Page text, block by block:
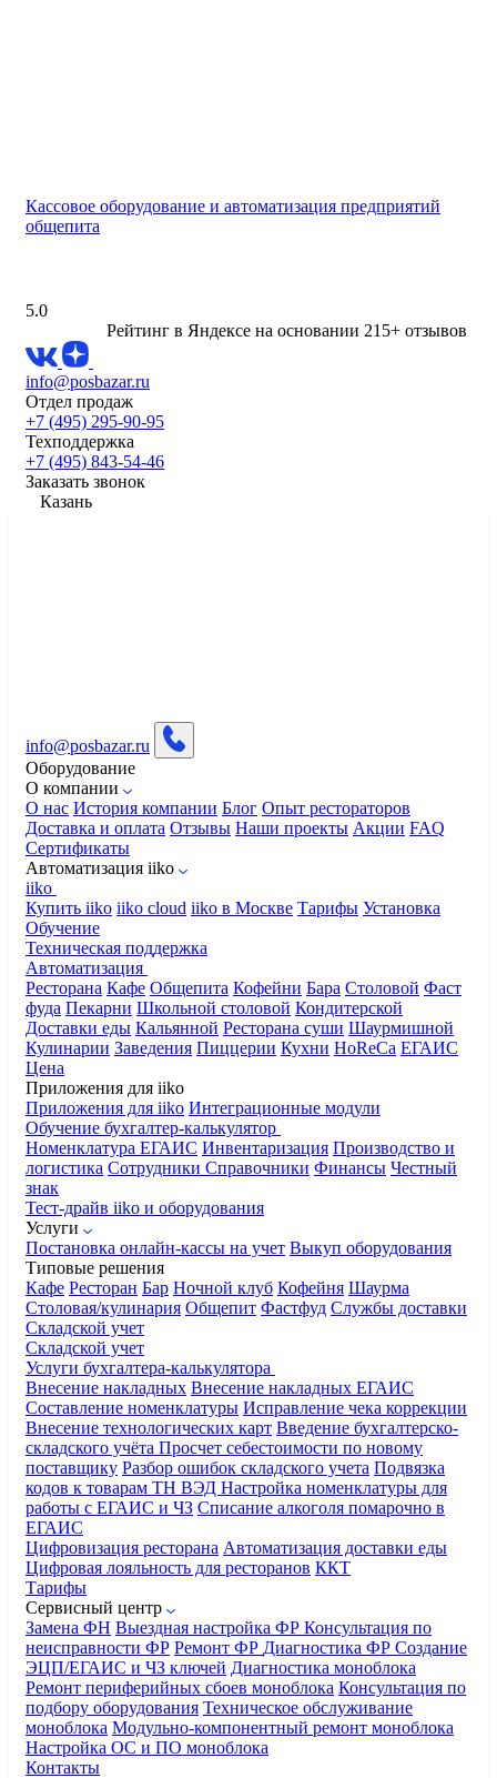
Кассовое оборудование и автоматизация предприятий
общепита
5.0
Рейтинг в Яндексе на основании 215+ отзывов
info@posbazar.ru
Отдел продаж
+7 (495) 295-90-95
Техподдержка
+7 (495) 843-54-46
Заказать звонок
Казань
info@posbazar.ru
Оборудование
О компании
О нас История компании Блог Опыт рестораторов
Доставка и оплата Отзывы Наши проекты Акции FAQ
Сертификаты
Автоматизация iiko
iiko
Купить iiko iiko cloud iiko в Москве Тарифы Установка
Обучение
Техническая поддержка
Автоматизация
Ресторана Кафе Общепита Кофейни Бара Столовой Фаст
фуда Пекарни Школьной столовой Кондитерской
Доставки еды Кальянной Ресторана суши Шаурмишной
Кулинарии Заведения Пиццерии Кухни HoReCa ЕГАИС
Цена
Приложения для iiko
Приложения для iiko Интеграционные модули
Обучение бухгалтер-калькулятор
Номенклатура ЕГАИС Инвентаризация Производство и
логистика Сотрудники Справочники Финансы Честный
знак
Тест-драйв iiko и оборудования
Услуги
Постановка онлайн-кассы на учет Выкуп оборудования
Типовые решения
Кафе Ресторан Бар Ночной клуб Кофейня Шаурма
Столовая/кулинария Общепит Фастфуд Службы доставки
Складской учет
Складской учет
Услуги бухгалтера-калькулятора
Внесение накладных Внесение накладных ЕГАИС
Составление номенклатуры Исправление чека коррекции
Внесение технологических карт Введение бухгалтерско-
складского учёта Просчет себестоимости по новому
поставщику Разбор ошибок складского учета Подвязка
кодов к товарам ТН ВЭД Настройка номенклатуры для
работы с ЕГАИС и ЧЗ Списание алкоголя помарочно в
ЕГАИС
Цифровизация ресторана Автоматизация доставки еды
Цифровая лояльность для ресторанов ККТ
Тарифы
Сервисный центр
Замена ФН Выездная настройка ФР Консультация по
неисправности ФР Ремонт ФР Диагностика ФР Создание
ЭЦП/ЕГАИС и ЧЗ ключей Диагностика моноблока
Ремонт периферийных сбоев моноблока Консультация по
подбору оборудования Техническое обслуживание
моноблока Модульно-компонентный ремонт моноблока
Настройка ОС и ПО моноблока
Контакты